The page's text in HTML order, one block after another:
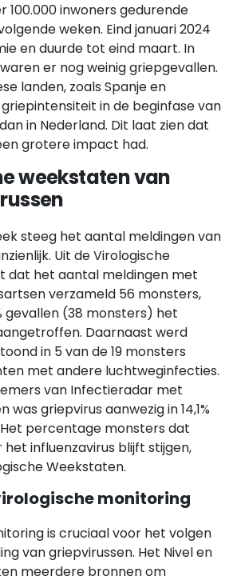
100.000 inwoners gedurende
weken. Eind januari 2024
en duurde tot eind maart. In
er nog weinig griepgevallen.
landen, zoals Spanje en
griepintensiteit in de beginfase van
in Nederland. Dit laat zien dat
grotere impact had.
weekstaten van
steeg het aantal meldingen van
Uit de Virologische
dat het aantal meldingen met
verzameld 56 monsters,
gevallen (38 monsters) het
Daarnaast werd
in 5 van de 19 monsters
met andere luchtweginfecties.
van Infectieradar met
griepvirus aanwezig in 14,1%
percentage monsters dat
influenzavirus blijft stijgen,
Weekstaten.
monitoring
is cruciaal voor het volgen
van griepvirussen. Het Nivel en
meerdere bronnen om